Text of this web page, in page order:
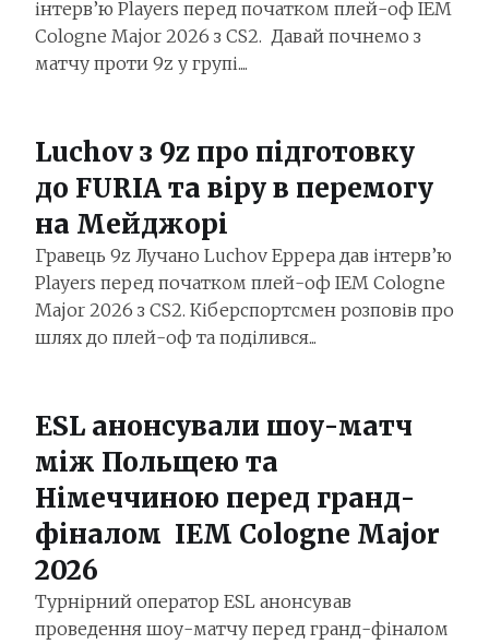
інтерв’ю Players перед початком плей-оф IEM
Cologne Major 2026 з CS2. Давай почнемо з
матчу проти 9z у групі....
Luchov з 9z про підготовку
до FURIA та віру в перемогу
на Мейджорі
Гравець 9z Лучано Luchov Еррера дав інтерв’ю
Players перед початком плей-оф IEM Cologne
Major 2026 з CS2. Кіберспортсмен розповів про
шлях до плей-оф та поділився...
ESL анонсували шоу-матч
між Польщею та
Німеччиною перед гранд-
фіналом IEM Cologne Major
2026
Турнірний оператор ESL анонсував
проведення шоу-матчу перед гранд-фіналом